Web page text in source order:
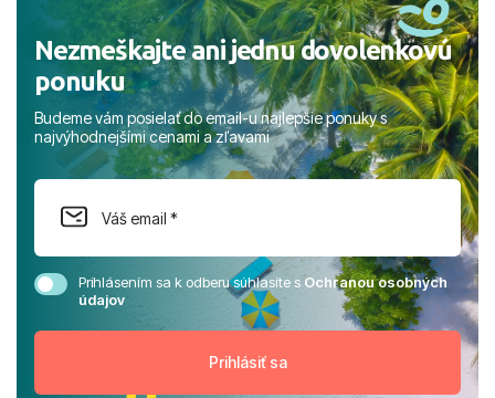
Nezmeškajte ani jednu dovolenkovú
ponuku
Budeme vám posielať do email-u najlepšie ponuky s
najvýhodnejšími cenami a zľavami
Prihlásením sa k odberu súhlasíte sOchranou osobných
údajov